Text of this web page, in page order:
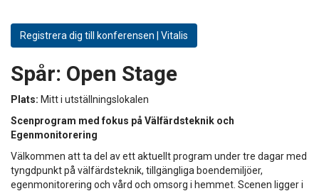
Registrera dig till konferensen | Vitalis
Spår: Open Stage
Plats: Mitt i utställningslokalen
Scenprogram med fokus på Välfärdsteknik och
Egenmonitorering
Välkommen att ta del av ett aktuellt program under tre dagar med
tyngdpunkt på välfärdsteknik, tillgängliga boendemiljöer,
egenmonitorering och vård och omsorg i hemmet. Scenen ligger i